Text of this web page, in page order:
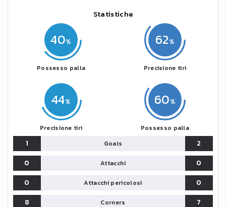
Statistiche
40
Possesso palla
44
Precisione tiri
60
Possesso palla
62
Precisione tiri
1 Goals
2
0
Attacchi
0
0
Attacchi pericolosi
0
8
Corners 7